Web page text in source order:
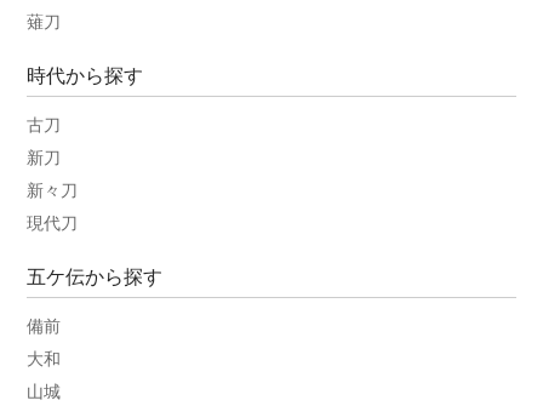
薙刀
時代から探す
古刀
新刀
新々刀
現代刀
五ケ伝から探す
備前
大和
山城